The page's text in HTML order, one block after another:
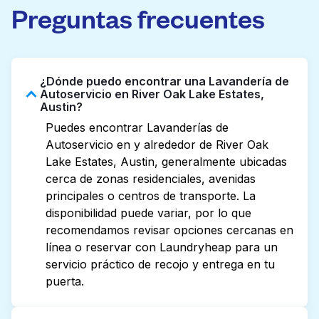
Preguntas frecuentes
¿Dónde puedo encontrar una Lavandería de
Autoservicio en River Oak Lake Estates,
Austin?
Puedes encontrar Lavanderías de
Autoservicio en y alrededor de River Oak
Lake Estates, Austin, generalmente ubicadas
cerca de zonas residenciales, avenidas
principales o centros de transporte. La
disponibilidad puede variar, por lo que
recomendamos revisar opciones cercanas en
línea o reservar con Laundryheap para un
servicio práctico de recojo y entrega en tu
puerta.